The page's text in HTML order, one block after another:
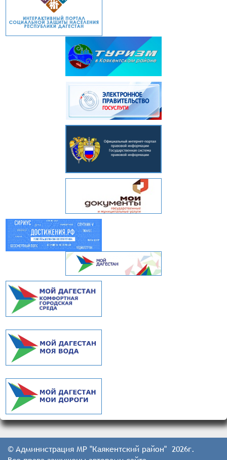
© Администрация МР "Каякентский район" 2026г.